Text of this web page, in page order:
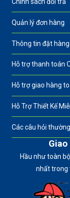
Quản lý đơn hàng
Thông tin đặt hàng
Hỗ trợ thanh toán
Hỗ trợ giao hàng
Hỗ Trợ Thiết Kế
Các câu hỏi
Hầu như toàn
nhất trong